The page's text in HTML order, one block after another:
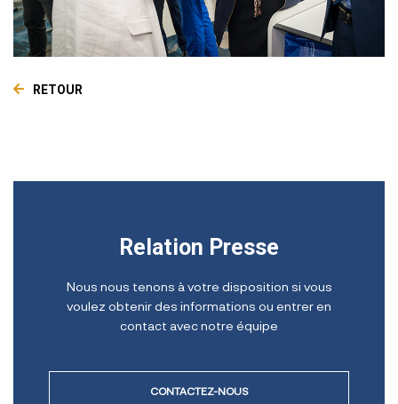
RETOUR
Relation Presse
Nous nous tenons à votre disposition si vous
voulez obtenir des informations ou entrer en
contact avec notre équipe
CONTACTEZ-NOUS